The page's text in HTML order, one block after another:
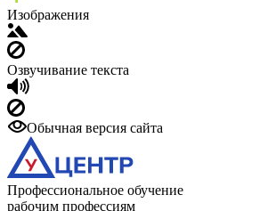
Изображения
Озвучивание текста
Обычная версия сайта
Профессиональное обучение
рабочим профессиям